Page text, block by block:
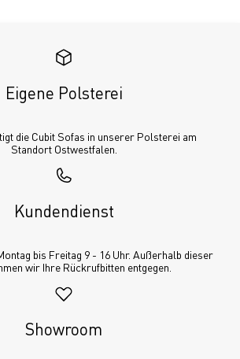
Eigene Polsterei
die Cubit Sofas in unserer Polsterei am
Standort Ostwestfalen.
Kundendienst
bis Freitag 9 - 16 Uhr. Außerhalb dieser
wir Ihre Rückrufbitten entgegen.
Showroom